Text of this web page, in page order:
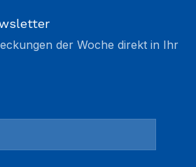
der Woche direkt in Ihr